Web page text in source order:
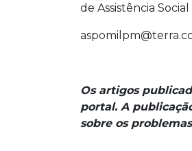
de Assistência
Os artigos
portal. A
sobre os